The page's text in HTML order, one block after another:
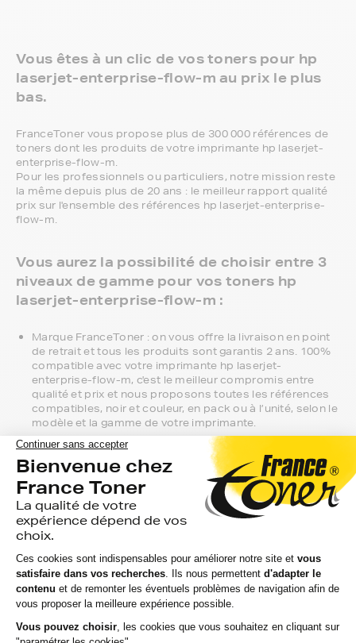
Vous êtes à un clic de vos toners pour hp
laserjet-enterprise-flow-m au prix le plus
bas.
FranceToner vous propose plus de 300 000 références de
toners dont les produits de votre imprimante hp laserjet-
enterprise-flow-m.
Pour les professionnels ou particuliers, notre mission reste
la même depuis plus de 20 ans : le meilleur rapport qualité
prix sur l'ensemble des références hp laserjet-enterprise-
flow-m.
Vous aurez la possibilité de choisir entre 3
niveaux de gamme pour vos toners hp
laserjet-enterprise-flow-m :
Marque FranceToner : on vous offre la livraison en point
de retrait et tous les produits sont garantis 2 ans. 100%
compatible avec votre imprimante hp laserjet-
enterprise-flow-m, c'est le meilleur compromis entre
qualité et prix et nous proposons toutes les références
compatibles, noir et couleur, en pack ou à l’unité, selon le
modèle et la gamme de votre imprimante.
Gamme 1er Prix : compatibles avec votre imprimante hp
laserjet-enterprise-flow-m, ces produits sans marque
sont ceux de notre gamme discount.
Marque constructeur : si vous avez l'habitude d'aller
chercher vos toners hp laserjet-enterprise-flow-m en
magasin, gagnez du temps en vous faisant livrer
directement chez vous.
Si vous avez la moindre question sur la
compatibilité de votre produit avec votre
imprimante hp laserjet-enterprise-flow-m,
nous sommes à votre écoute.